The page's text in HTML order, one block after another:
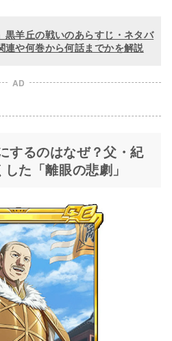
黒羊丘の戦いのあらすじ・ネタバ
連や何巻から何話までかを解説
AD
するのはなぜ？父・紀
た 「離眼の悲劇」